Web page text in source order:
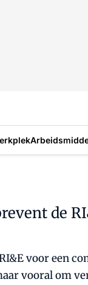
de
voor een
vooral om